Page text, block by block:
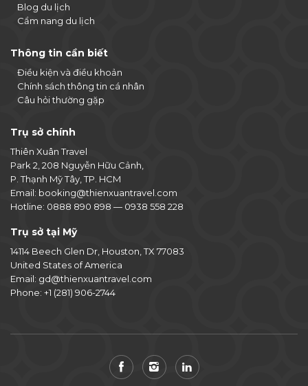
Blog du lịch
Cẩm nang du lịch
Thông tin cần biết
Điều kiện và điều khoản
Chính sách thông tin cá nhân
Câu hỏi thường gặp
Trụ sở chính
Thiên Xuân Travel
Park 2, 208 Nguyễn Hữu Cảnh,
P. Thạnh Mỹ Tây, TP. HCM
Email: booking@thienxuantravel.com
Hotline: 0888 890 898 — 0938 558 228
Trụ sở tại Mỹ
14114 Beech Glen Dr, Houston, TX 77083
United States of America
Email: gd@thienxuantravel.com
Phone: +1 (281) 906-2744